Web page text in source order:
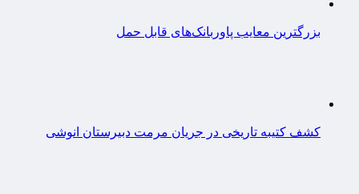
بزرگترین معایب پاوربانک‌های قابل حمل
کشف کتیبه تاریخی در جریان مرمت دبیرستان انوشی